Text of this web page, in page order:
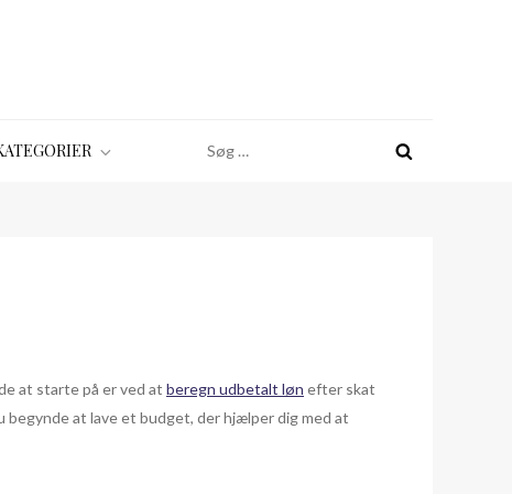
efter:
at starte på er ved at beregn udbetalt løn efter skat
begynde at lave et budget, der hjælper dig med at